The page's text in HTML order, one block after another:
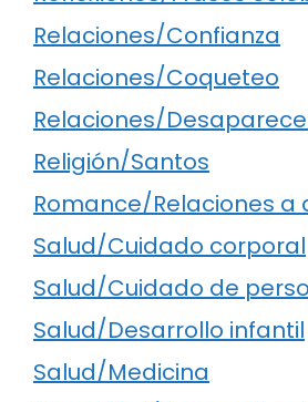
Relaciones/Confianza
Relaciones/Coqueteo
Relaciones/
Religión/Santos
Romance/Relaciones a
Salud/Cuidado corporal
Salud/Cuidado de
Salud/Desarrollo infantil
Salud/Medicina